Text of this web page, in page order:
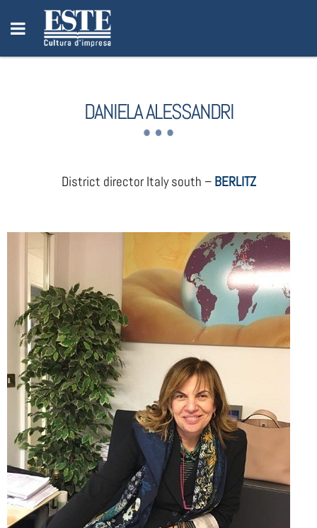
DANIELA ALESSANDRI
District director Italy south – BERLITZ